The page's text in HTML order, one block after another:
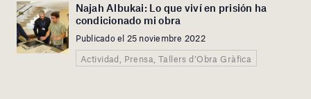
Najah Albukai: Lo que viví en prisión ha
condicionado mi obra
Publicado el 25 noviembre 2022
Actividad, Prensa, Tallers d’Obra Gràfica